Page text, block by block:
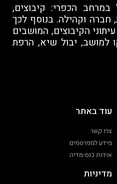
הכפרי: קיבוצים,
וקהילה. בנוסף לכך
הקיבוצים, המושבים
למושב, יבול שיא, הרפת
עוד באתר
צרו קשר
מידע למפרסמים
אודות כנס-מדיה
מדיניות